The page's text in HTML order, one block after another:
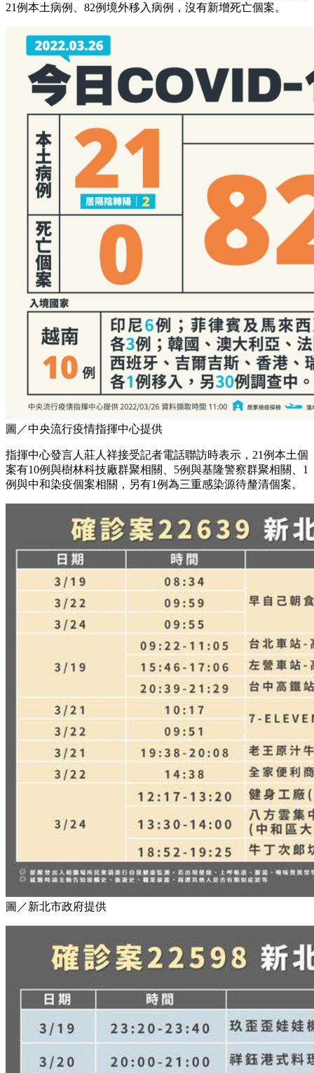
21例本土病例、82例境外移入病例，沒有新增死亡個案。
圖／中央流行疫情指揮中心提供
指揮中心發言人莊人祥接受記者電話聯訪時表示，21例本土個
案有10例與樹林科技廠群聚相關、5例與基隆警察群聚相關、1
例與中和染疫個案相關，另有1例為三重感染源待釐清個案。
圖／新北市政府提供